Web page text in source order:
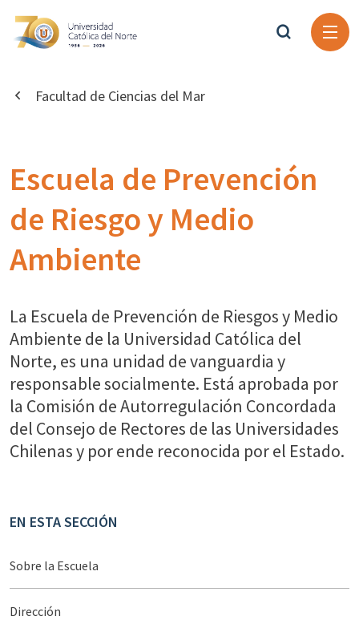
Facultad de Ciencias del Mar
Escuela de Prevención
de Riesgo y Medio
Ambiente
La Escuela de Prevención de Riesgos y Medio
Ambiente de la Universidad Católica del
Norte, es una unidad de vanguardia y
responsable socialmente. Está aprobada por
la Comisión de Autorregulación Concordada
del Consejo de Rectores de las Universidades
Chilenas y por ende reconocida por el Estado.
EN ESTA SECCIÓN
Sobre la Escuela
Dirección